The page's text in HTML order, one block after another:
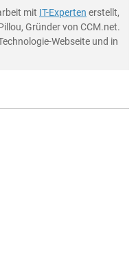
mit IT-Experten erstellt,
Gründer von CCM.net.
Webseite und in